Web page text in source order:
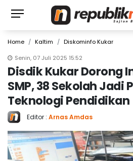
Home Kaltim
Diskominfo Kukar
Senin, 07 Juli 2025 15:52
Disdik Kukar Dorong
SMP, 38 Sekolah Jadi
Teknologi Pendidikan
Editor : Arnas Amdas